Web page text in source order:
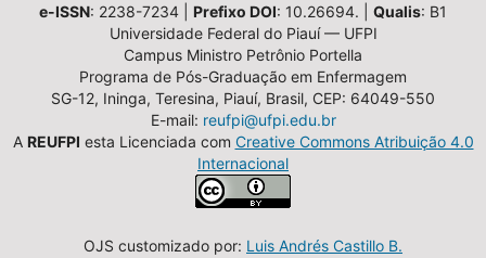
e-ISSN: 2238-7234 | Prefixo DOI: 10.26694. | Qualis: B1
Universidade Federal do Piauí — UFPI
Campus Ministro Petrônio Portella
Programa de Pós-Graduação em Enfermagem
SG-12, Ininga, Teresina, Piauí, Brasil, CEP: 64049-550
E-mail: reufpi@ufpi.edu.br
A REUFPI esta Licenciada com Creative Commons Atribuição 4.0
Internacional
OJS customizado por: Luis Andrés Castillo B.